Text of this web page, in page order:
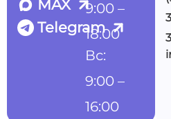
MAX
Telegram
9:00 –
18:00
Вс:
9:00 –
16:00